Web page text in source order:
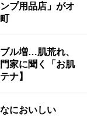
プ用品店」がオ
ル増…肌荒れ、
家に聞く「お肌
ナ】
においしい